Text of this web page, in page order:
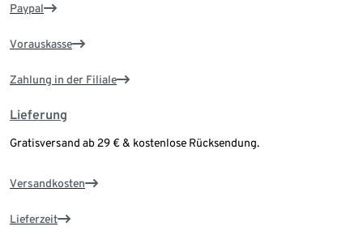
Paypal
Vorauskasse
Zahlung in der Filiale
Lieferung
Gratisversand ab 29 € & kostenlose Rücksendung.
Versandkosten
Lieferzeit